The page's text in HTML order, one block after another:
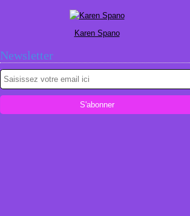
Karen Spano
Newsletter